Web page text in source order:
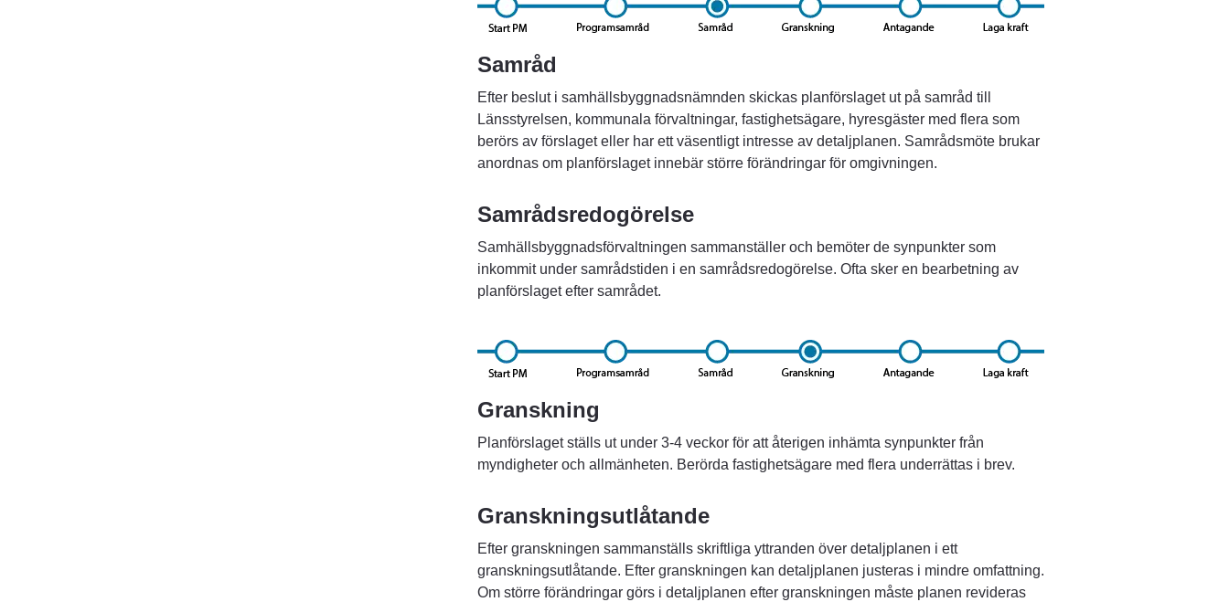
Samråd
Efter beslut i samhällsbyggnadsnämnden skickas planförslaget ut på samråd till
Länsstyrelsen, kommunala förvaltningar, fastighetsägare, hyresgäster med flera som
berörs av förslaget eller har ett väsentligt intresse av detaljplanen. Samrådsmöte brukar
anordnas om planförslaget innebär större förändringar för omgivningen.
Samrådsredogörelse
Samhällsbyggnadsförvaltningen sammanställer och bemöter de synpunkter som
inkommit under samrådstiden i en samrådsredogörelse. Ofta sker en bearbetning av
planförslaget efter samrådet.
Granskning
Planförslaget ställs ut under 3-4 veckor för att återigen inhämta synpunkter från
myndigheter och allmänheten. Berörda fastighetsägare med flera underrättas i brev.
Granskningsutlåtande
Efter granskningen sammanställs skriftliga yttranden över detaljplanen i ett
granskningsutlåtande. Efter granskningen kan detaljplanen justeras i mindre omfattning.
Om större förändringar görs i detaljplanen efter granskningen måste planen revideras